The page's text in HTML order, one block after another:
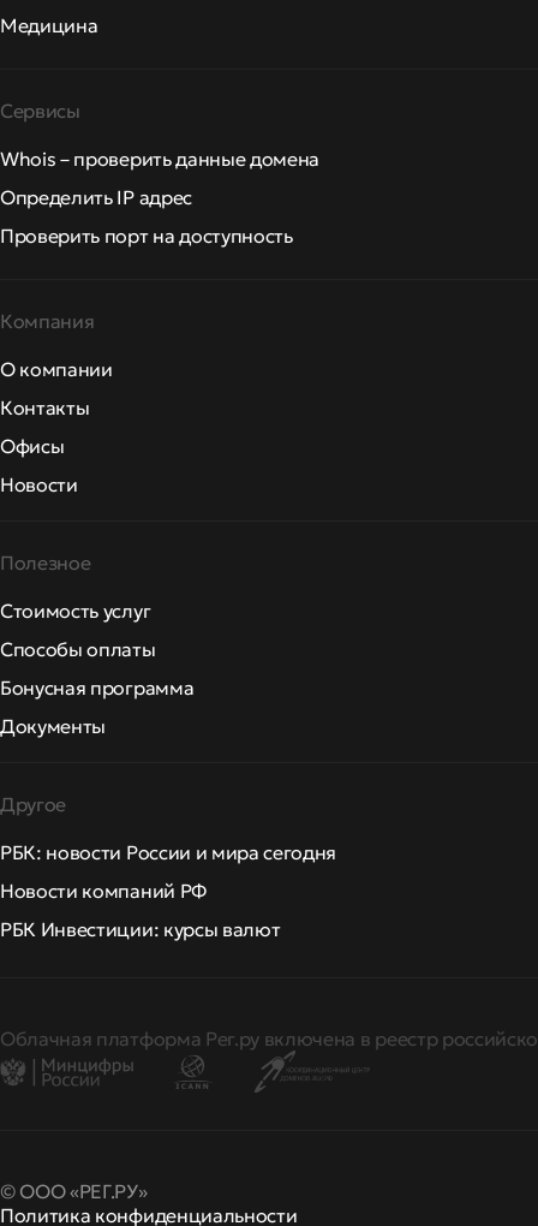
Медицина
Сервисы
Whois – проверить данные домена
Определить IP адрес
Проверить порт на доступность
Компания
О компании
Контакты
Офисы
Новости
Полезное
Стоимость услуг
Способы оплаты
Бонусная программа
Документы
Другое
РБК: новости России и мира сегодня
Новости компаний РФ
РБК Инвестиции: курсы валют
Облачная платформа Рег.ру включена в реестр
© ООО «РЕГ.РУ»
Политика конфиденциальности